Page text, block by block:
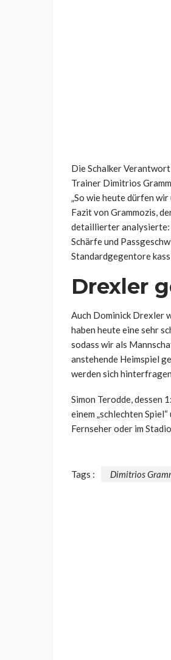
Die Schalker
Trainer Dimitrios
„So wie heute dürfen
Fazit von Grammozis,
detaillierter analysierte:
Schärfe und
Standardgegentore
Drexler
Auch Dominick Drexler
haben heute eine sehr
sodass wir als
anstehende Heimspiel
werden sich
Simon Terodde, dessen
einem „schlechten
Fernseher oder im
Tags : Dimitrios